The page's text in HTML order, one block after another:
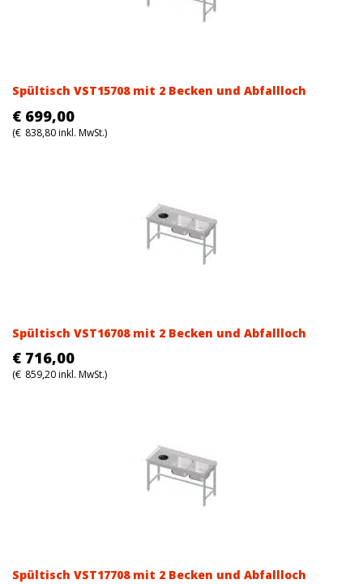
Spültisch VST15708 mit 2 Becken und Abfallloch
€ 699,00
(€ 838,80inkl. MwSt.)
Spültisch VST16708 mit 2 Becken und Abfallloch
€ 716,00
(€ 859,20inkl. MwSt.)
Spültisch VST17708 mit 2 Becken und Abfallloch